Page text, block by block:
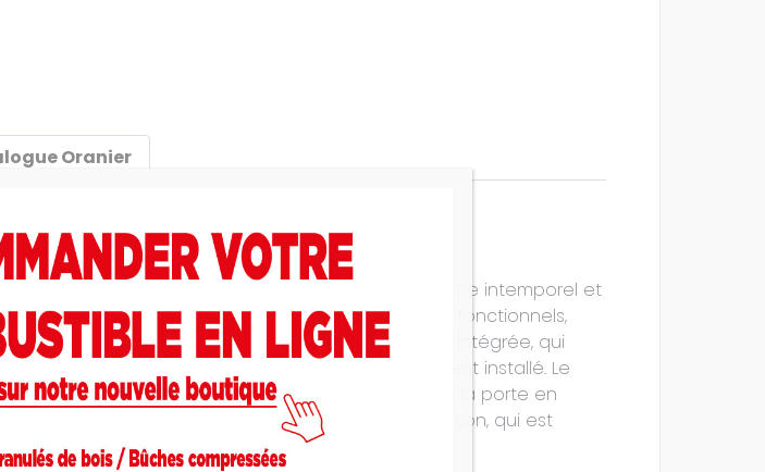
Oranier
noir qui confère à chaque pièce un charme intemporel et
blanc et la base en fonte. Parmi les points forts fonctionnels,
primaire ainsi que la Pierre d’accumulation W+ intégrée, qui
la chaleur accumulée dans la pièce où il est installé. Le
assurent le confort et la sécurité nécessaire de la porte en
du bois pratique sous la chambre de combustion, qui est